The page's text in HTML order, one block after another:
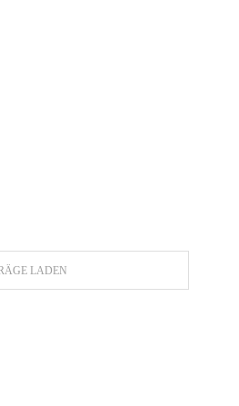
LADEN